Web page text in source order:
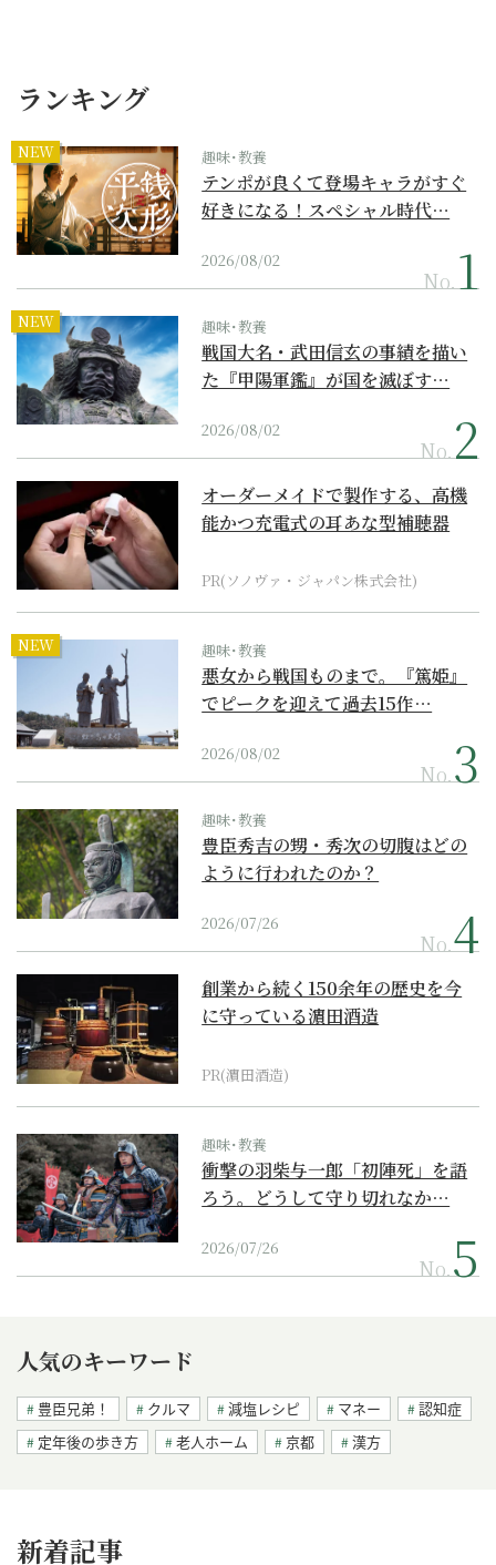
ランキング
NEW 趣味･教養
テンポが良くて登場キャラがすぐ
好きになる！スペシャル時代…
2026/08/02
No.
NEW 趣味･教養
戦国大名・武田信玄の事績を描い
た『甲陽軍鑑』が国を滅ぼす…
2026/08/02
No.
オーダーメイドで製作する、高機
能かつ充電式の耳あな型補聴器
PR(ソノヴァ・ジャパン株式会社)
NEW 趣味･教養
悪女から戦国ものまで。『篤姫』
でピークを迎えて過去15作…
2026/08/02
No.
趣味･教養
豊臣秀吉の甥・秀次の切腹はどの
ように行われたのか？
2026/07/26
No.
創業から続く150余年の歴史を今
に守っている濵田酒造
PR(濵田酒造)
趣味･教養
衝撃の羽柴与一郎「初陣死」を語
ろう。どうして守り切れなか…
2026/07/26
No.
人気のキーワード
豊臣兄弟！ クルマ 減塩レシピ マネー
認知症
定年後の歩き方
老人ホーム 京都 漢方
新着記事